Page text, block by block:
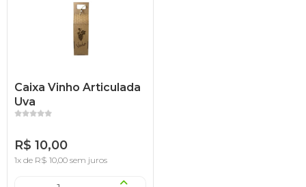
Caixa Vinho Articulada
Uva
R$ 10,00
1x de R$ 10,00 sem juros